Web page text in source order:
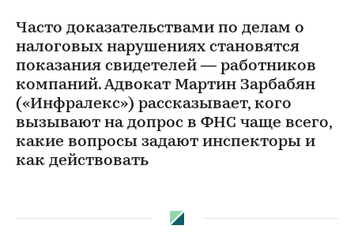
Часто доказательствами по делам о
налоговых нарушениях становятся
показания свидетелей — работников
компаний. Адвокат Мартин Зарбабян
(«Инфралекс») рассказывает, кого
вызывают на допрос в ФНС чаще всего,
какие вопросы задают инспекторы и
как действовать